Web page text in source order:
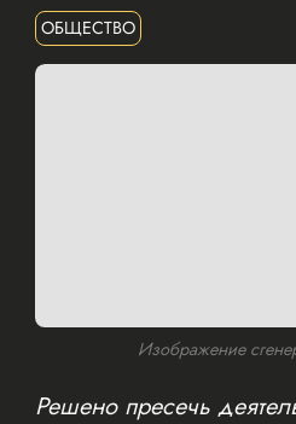
ОБЩЕСТВО
Изображение
Решено пресечь